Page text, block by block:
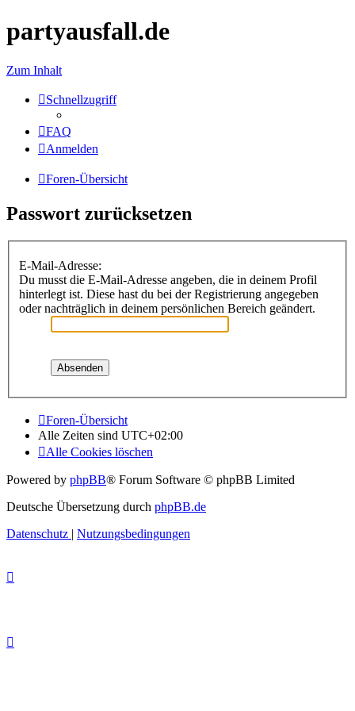
partyausfall.de
Zum Inhalt
Schnellzugriff
FAQ
Anmelden
Foren-Übersicht
Passwort zurücksetzen
E-Mail-Adresse:
Du musst die E-Mail-Adresse angeben, die in deinem Profil
hinterlegt ist. Diese hast du bei der Registrierung angegeben
oder nachträglich in deinem persönlichen Bereich geändert.
Foren-Übersicht
Alle Zeiten sind UTC+02:00
Alle Cookies löschen
Powered by phpBB® Forum Software © phpBB Limited
Deutsche Übersetzung durch phpBB.de
Datenschutz | Nutzungsbedingungen